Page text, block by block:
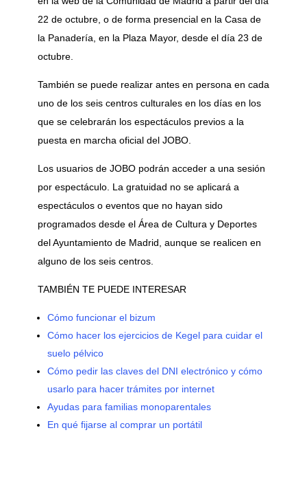
22 de octubre, o de forma presencial en la Casa de
la Panadería, en la Plaza Mayor, desde el día 23 de
octubre.
También se puede realizar antes en persona en cada
uno de los seis centros culturales en los días en los
que se celebrarán los espectáculos previos a la
puesta en marcha oficial del JOBO.
Los usuarios de JOBO podrán acceder a una sesión
por espectáculo. La gratuidad no se aplicará a
espectáculos o eventos que no hayan sido
programados desde el Área de Cultura y Deportes
del Ayuntamiento de Madrid, aunque se realicen en
alguno de los seis centros.
TAMBIÉN TE PUEDE INTERESAR
Cómo funcionar el bizum
Cómo hacer los ejercicios de Kegel para cuidar el
suelo pélvico
Cómo pedir las claves del DNI electrónico y cómo
usarlo para hacer trámites por internet
Ayudas para familias monoparentales
En qué fijarse al comprar un portátil